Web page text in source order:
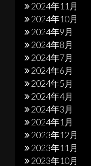
2024年11月
2024年10月
2024年9月
2024年8月
2024年7月
2024年6月
2024年5月
2024年4月
2024年3月
2024年1月
2023年12月
2023年11月
2023年10月